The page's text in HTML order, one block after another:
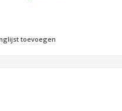
toevoegen